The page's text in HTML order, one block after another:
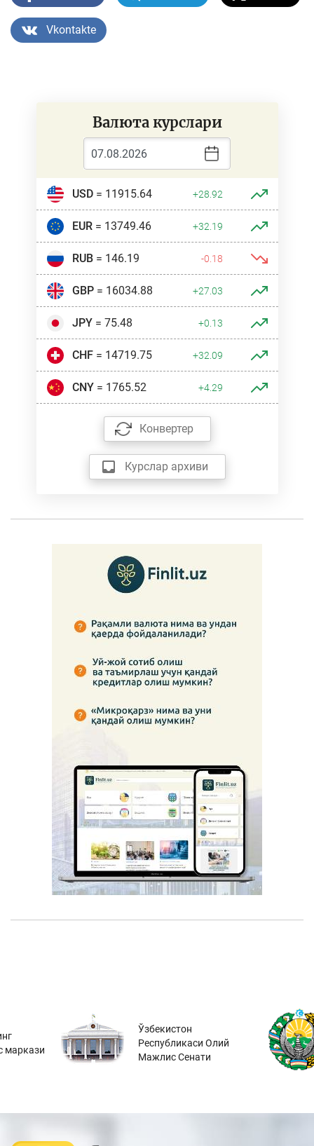
Vkontakte
Валюта курслари
USD= 11915.64 +28.92
EUR= 13749.46 +32.19
RUB= 146.19 -0.18
GBP= 16034.88 +27.03
JPY= 75.48 +0.13
CHF= 14719.75 +32.09
CNY= 1765.52 +4.29
Конвертер
Курслар архиви
маркази
Ўзбекистон
Республикаси Олий
Мажлис Сенати